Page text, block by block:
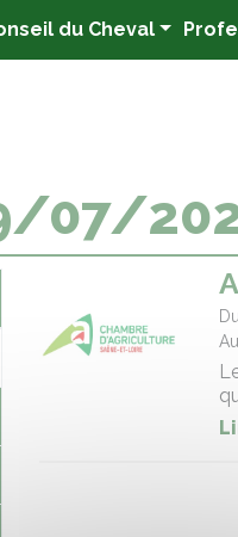
du Cheval
07/